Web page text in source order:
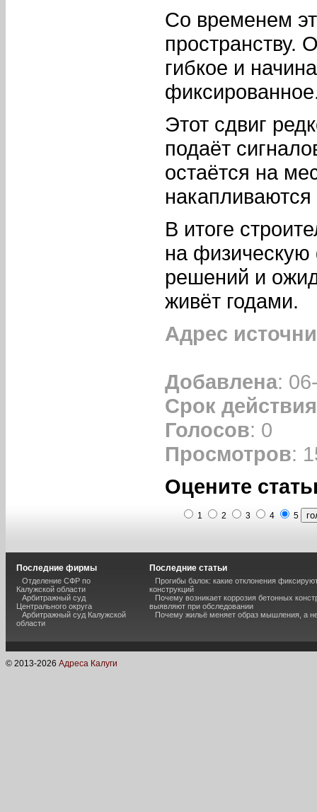
Со временем
пространству.
гибкое и
Этот сдвиг
подаёт
остаётся на
В итоге
на
решений и
живёт годами.
Адрес
Добавлена:
Срок действия
Голосов: 0
Просмотров:
Оцените
1 2 3 4 5
Последние фирмы
Отделение СФР по
Калужской области
Арбитражный суд
Центрального округа
Арбитражный суд Калужской
области
Последние статьи
Прогибы балок: какие отклонения
конструкций
Почему возникает коррозия бетонных
выявляют при обследовании
Почему жильё меняет образ мышления, а
© 2013-2026 Адреса Калуги